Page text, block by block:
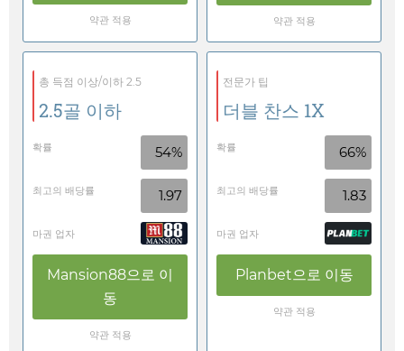
약관 적용 약관 적용
총 득점 이상/이하 2.5
2.5골 이하
확률 54%
최고의 배당률 1.97
마권 업자
Mansion88으로 이
동
약관 적용
전문가 팁
더블 찬스 1X
확률 66%
최고의 배당률 1.83
마권 업자
Planbet으로 이동
약관 적용